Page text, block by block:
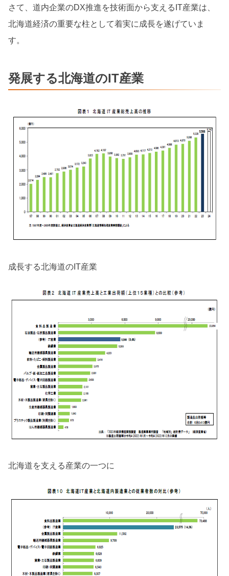
さて、道内企業のDX推進を技術面から支えるIT産業は、
北海道経済の重要な柱として着実に成長を遂げていま
す。
発展する北海道のIT産業
成長する北海道のIT産業
北海道を支える産業の一つに